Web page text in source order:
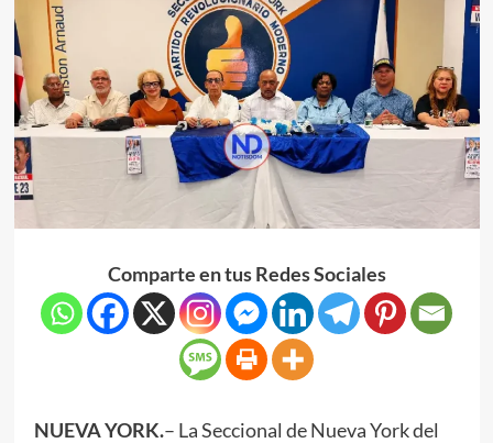
Comparte en tus Redes Sociales
NUEVA YORK.– La Seccional de Nueva York del